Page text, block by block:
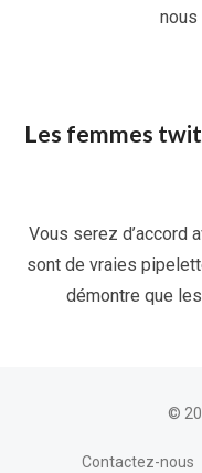
nous
Les femmes
Vous serez d’accord
sont de vraies
démontre que
©
Contactez-nous